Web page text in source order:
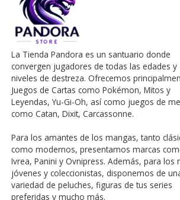
La Tienda Pandora es un santuario donde
convergen jugadores de todas las edades y
niveles de destreza. Ofrecemos
Juegos de Cartas como Pokémon, Mitos y
Leyendas, Yu-Gi-Oh, así como juegos de
como Catan, Dixit, Carcassonne.
Para los amantes de los mangas, tanto
como modernos, presentamos marcas
Ivrea, Panini y Ovnipress. Además, para los
jóvenes y coleccionistas, disponemos de
variedad de peluches, figuras de tus series
preferidas y mucho más.